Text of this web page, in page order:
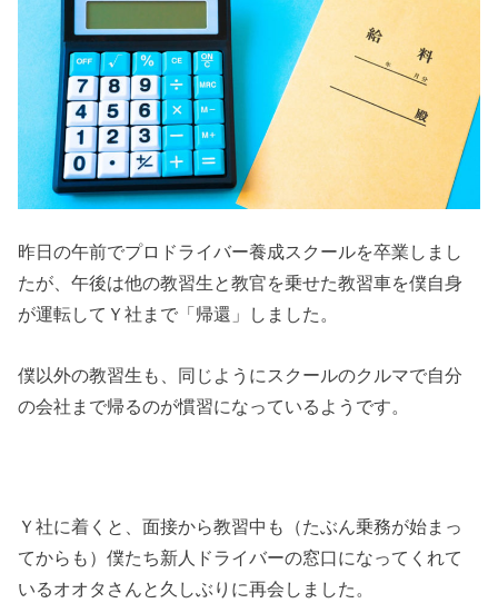
昨日の午前でプロドライバー養成スクールを卒業しまし
たが、午後は他の教習生と教官を乗せた教習車を僕自身
が運転してＹ社まで「帰還」しました。
僕以外の教習生も、同じようにスクールのクルマで自分
の会社まで帰るのが慣習になっているようです。
Ｙ社に着くと、面接から教習中も（たぶん乗務が始まっ
てからも）僕たち新人ドライバーの窓口になってくれて
いるオオタさんと久しぶりに再会しました。